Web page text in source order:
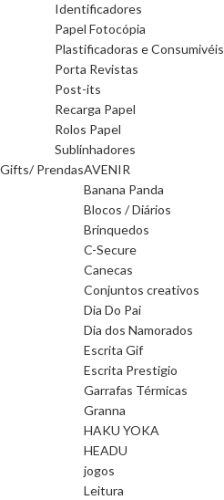
Identificadores
Papel Fotocópia
Plastificadoras e Consumivéis
Porta Revistas
Post-its
Recarga Papel
Rolos Papel
Sublinhadores
Gifts/ PrendasAVENIR
Banana Panda
Blocos / Diários
Brinquedos
C-Secure
Canecas
Conjuntos creativos
Dia Do Pai
Dia dos Namorados
Escrita Gif
Escrita Prestigio
Garrafas Térmicas
Granna
HAKU YOKA
HEADU
jogos
Leitura